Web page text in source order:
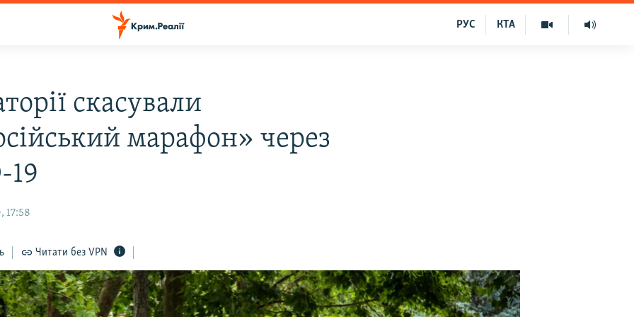
КТА
РУС
скасували
марафон» через
19
17:58
Читати без VPN